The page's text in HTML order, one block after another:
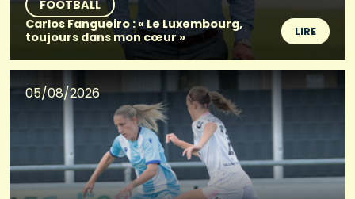
FOOTBALL
Carlos Fangueiro : « Le Luxembourg,
toujours dans mon cœur »
LIRE
05/08/2026